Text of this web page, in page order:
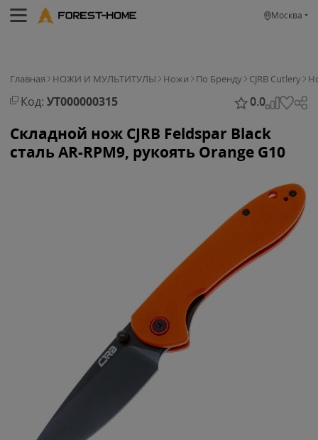
Москва
Главная НОЖИ И МУЛЬТИТУЛЫ Ножи По Бренду CJRB Cutlery
Код: УТ000000315 0.0
Складной нож CJRB Feldspar Black
сталь AR-RPM9, рукоять Orange G10